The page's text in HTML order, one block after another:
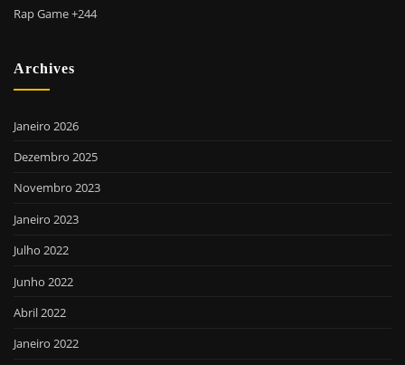
Rap Game +244
Archives
Janeiro 2026
Dezembro 2025
Novembro 2023
Janeiro 2023
Julho 2022
Junho 2022
Abril 2022
Janeiro 2022